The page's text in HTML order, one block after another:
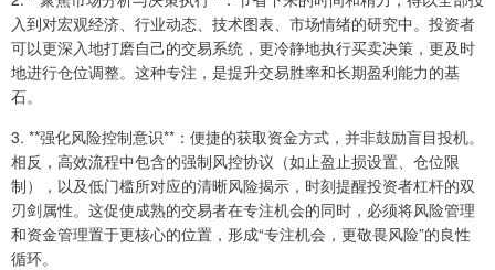
入到对宏观经济、行业动态、技术图表、市场情绪的研究中。投资者
可以更深入地打磨自己的交易系统，更冷静地执行买卖决策，更及时
地进行仓位调整。这种专注，是提升交易胜率和长期盈利能力的基
石。
3. **强化风险控制意识**：便捷的获取资金方式，并非鼓励盲目投机。
相反，高效流程中包含的强制风控协议（如止盈止损设置、仓位限
制），以及低门槛所对应的清晰风险揭示，时刻提醒投资者杠杆的双
刃剑属性。这促使成熟的交易者在专注机会的同时，必须将风险管理
和资金管理置于更核心的位置，形成“专注机会，更敬畏风险”的良性
循环。